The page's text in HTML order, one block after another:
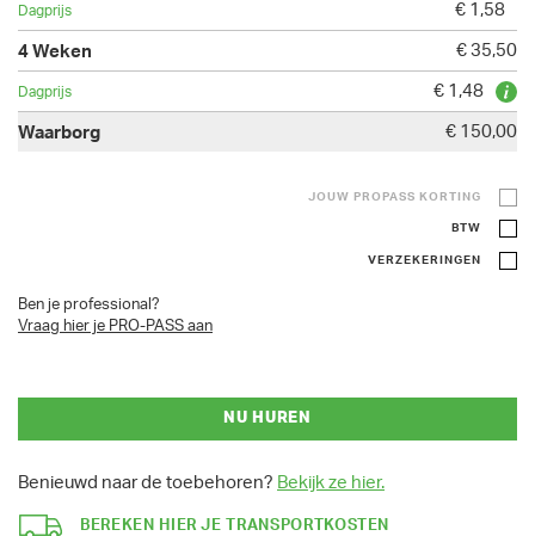
€ 1,58
€ 35,50
€ 1,48
€ 150,00
JOUW PROPASS KORTING
BTW
VERZEKERINGEN
Ben je professional?
Vraag hier je PRO-PASS aan
NU HUREN
Benieuwd naar de toebehoren? Bekijk ze hier.
BEREKEN HIER JE TRANSPORTKOSTEN